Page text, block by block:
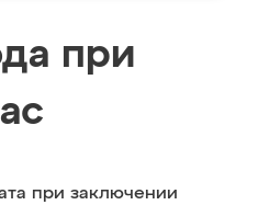
при
при заключении